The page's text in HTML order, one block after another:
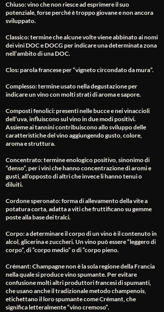
Chiuso: vino che non riesce ad esprimere il suo
potenziale, forse perché è troppo giovane e non ancora
sviluppato.
Classico: termine che alcune volte viene abbinato ai nomi
dei vini DOC e DOCG per indicare una determinata zona
nell’ambito di una DOC.
Clos: parola francese per “vigneto circondato da mura”.
Complesso: termine usato nella degustazione per
indicare un vino con molti strati di aroma e sapore.
Composti fenolici: presenti nelle bucce e nei vinaccioli
dell’uva, influiscono sul vino in due modi positivi.
Assieme ai tannini contribuiscono allo sviluppo delle
caratteristiche del vino aggiungendo gusto, colore,
aroma e struttura.
Concentrato: termine enologico positivo, sinonimo di
“denso”, per i vini che hanno concentrazione di aromi e
gusti, all’opposto di altri che invece li hanno tenui o
diluiti.
Cordone speronato: forma di allevamento della vite a
potatura corta, adatta a viti che fruttificano su gemme
poste alla base dei tralci.
Corpo: a determinare il corpo di un vino è il contenuto in
alcol, glicerina e zuccheri. Un vino può essere “leggero di
corpo”, di “corpo medio” o di “corpo pieno.
Crémant: Champagne non è la sola regione della Francia
nella quale si produce vino spumante. Per evitare
confusione molti altri produttori francesi di spumanti,
che usano anche il tradizionale metodo champenois,
etichettano il loro spumante come Crémant, che
significa letteralmente “vino cremoso”.